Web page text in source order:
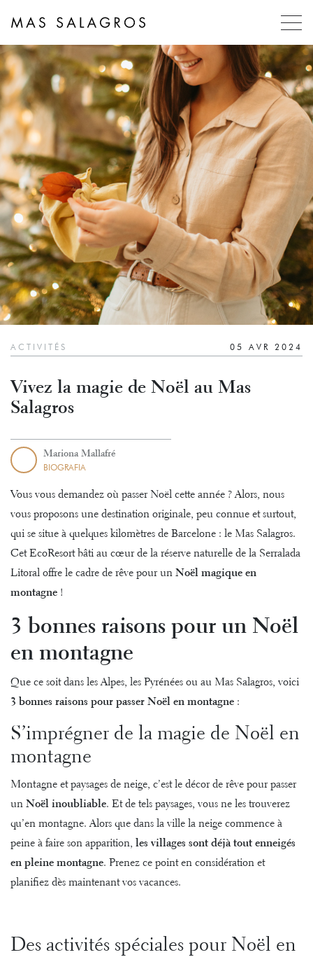
ACTIVITÉS 05 AVR 2024
Vivez la magie de Noël au Mas
Salagros
Mariona Mallafré
BIOGRAFIA
Vous vous demandez où passer Noël cette année ? Alors, nous
vous proposons une destination originale, peu connue et surtout,
qui se situe à quelques kilomètres de Barcelone : le Mas Salagros.
Cet EcoResort bâti au cœur de la réserve naturelle de la Serralada
Litoral offre le cadre de rêve pour un Noël magique en
montagne !
3 bonnes raisons pour un Noël
en montagne
Que ce soit dans les Alpes, les Pyrénées ou au Mas Salagros, voici
3 bonnes raisons pour passer Noël en montagne :
S’imprégner de la magie de Noël en
montagne
Montagne et paysages de neige, c’est le décor de rêve pour passer
un Noël inoubliable. Et de tels paysages, vous ne les trouverez
qu’en montagne. Alors que dans la ville la neige commence à
peine à faire son apparition, les villages sont déjà tout enneigés
en pleine montagne. Prenez ce point en considération et
planifiez dès maintenant vos vacances.
Des activités spéciales pour Noël en